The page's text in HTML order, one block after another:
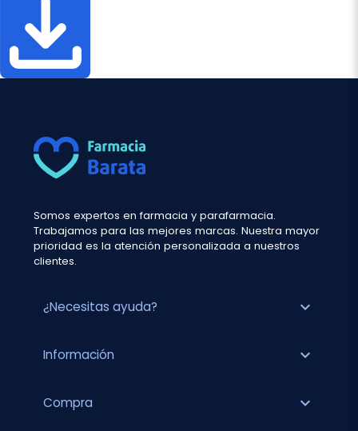
Somos expertos en farmacia y parafarmacia.
Trabajamos para las mejores marcas. Nuestra mayor
prioridad es la atención personalizada a nuestros
clientes.
¿Necesitas ayuda? expand_more
Información expand_more
Compra expand_more